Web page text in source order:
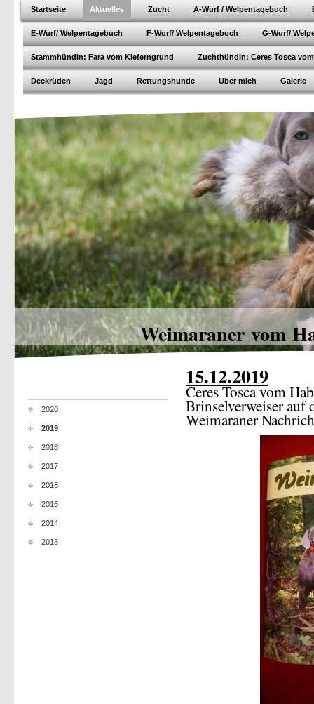
Startseite Aktuelles Zucht A-Wurf / Welpentagebuch
E-Wurf/ Welpentagebuch F-Wurf/ Welpentagebuch G-Wurf/
Stammhündin: Fara vom Kieferngrund Zuchthündin: Ceres Tosca
Deckrüden Jagd Rettungshunde Über mich Galerie
Weimaraner vom
2020
2019
2018
2017
2016
2015
2014
2013
15.12.2019
Ceres Tosca vom
Brinselverweiser auf
Weimaraner